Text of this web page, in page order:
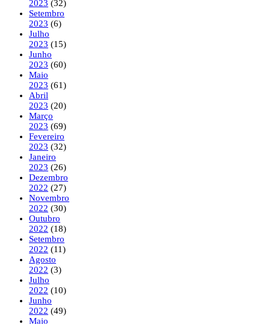
2023 (32)
Setembro
2023 (6)
Julho
2023 (15)
Junho
2023 (60)
Maio
2023 (61)
Abril
2023 (20)
Março
2023 (69)
Fevereiro
2023 (32)
Janeiro
2023 (26)
Dezembro
2022 (27)
Novembro
2022 (30)
Outubro
2022 (18)
Setembro
2022 (11)
Agosto
2022 (3)
Julho
2022 (10)
Junho
2022 (49)
Maio